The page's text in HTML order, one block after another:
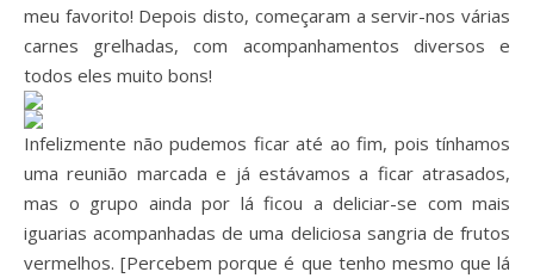
meu favorito! Depois disto, começaram a servir-nos várias
carnes grelhadas, com acompanhamentos diversos e
todos eles muito bons!
Infelizmente não pudemos ficar até ao fim, pois tínhamos
uma reunião marcada e já estávamos a ficar atrasados,
mas o grupo ainda por lá ficou a deliciar-se com mais
iguarias acompanhadas de uma deliciosa sangria de frutos
vermelhos. [Percebem porque é que tenho mesmo que lá